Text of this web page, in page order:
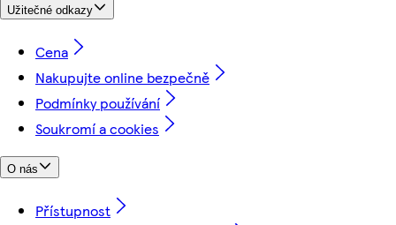
Užitečné odkazy
Cena
Nakupujte online bezpečně
Podmínky používání
Soukromí a cookies
O nás
Přístupnost